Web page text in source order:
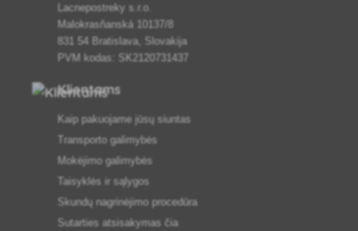
Lacnepostreky s.r.o.
Malokrasňanská 10137/8
831 54 Bratislava, Slovakija
PVM kodas: SK2120731437
Klientams
Kaip pakuojame jūsų siuntas
Transporto galimybės
Mokėjimo galimybės
Taisyklės ir sąlygos
Skundų nagrinėjimo procedūra
Sutarties atsisakymas čia